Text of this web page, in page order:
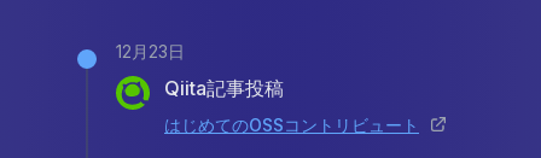
12月23日
Qiita記事投稿
はじめてのOSSコントリビュート